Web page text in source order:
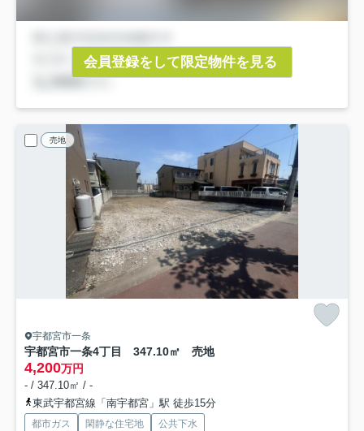
会員登録をして限定物件を見る
売地
宇都宮市一条
宇都宮市一条4丁目 347.10㎡ 売地
4,200万円
- / 347.10㎡ / -
東武宇都宮線「南宇都宮」駅 徒歩15分
都市ガス 閑静な住宅地 公共下水